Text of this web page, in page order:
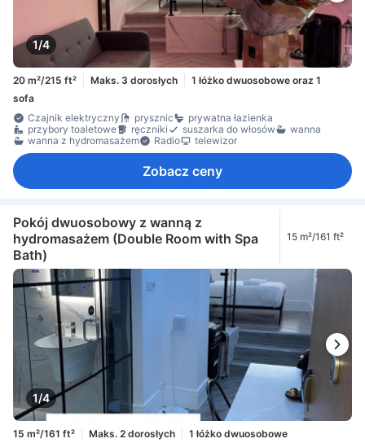
1/4
20 m²/215 ft² Maks. 3 dorosłych
1 łóżko dwuosobowe oraz 1
sofa
Czajnik elektryczny
prysznic
prywatna łazienka
przybory toaletowe
ręczniki suszarka do włosów
wanna
wanna z hydromasażem
Radio telewizor
Zobacz ceny
Pokój dwuosobowy z wanną z
hydromasażem (Double Room with Spa
Bath)
15 m²/161 ft²
1/4
15 m²/161 ft² Maks. 2 dorosłych
1 łóżko dwuosobowe